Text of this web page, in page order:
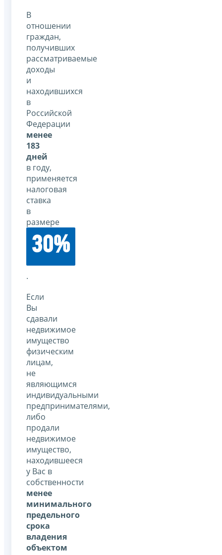
В
отношении
граждан,
получивших
рассматриваемые
доходы
и
находившихся
в
Российской
Федерации
менее
183
дней
в году,
применяется
налоговая
ставка
в
размере
30%
.
Если
Вы
сдавали
недвижимое
имущество
физическим
лицам,
не
являющимся
индивидуальными
предпринимателями,
либо
продали
недвижимое
имущество,
находившееся
у Вас в
собственности
менее
минимального
предельного
срока
владения
объектом